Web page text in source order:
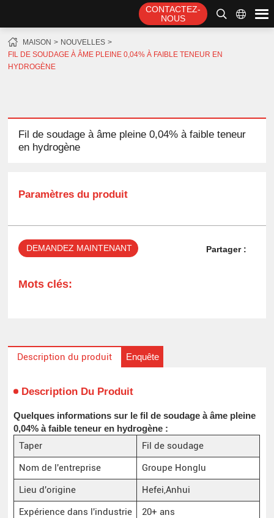
CONTACTEZ-
NOUS
MAISON
NOUVELLES
FIL DE SOUDAGE À ÂME PLEINE 0,04% À FAIBLE TENEUR EN
HYDROGÈNE
Fil de soudage à âme pleine 0,04% à faible teneur
en hydrogène
Paramètres du produit
DEMANDEZ MAINTENANT Partager :
Mots clés:
Description du produit Enquête
Description Du Produit
Quelques informations sur le fil de soudage à âme pleine
0,04% à faible teneur en hydrogène :
Taper
Fil de soudage
Nom de l'entreprise
Groupe Honglu
Lieu d'origine
Hefei,Anhui
Expérience dans l'industrie
20+ ans